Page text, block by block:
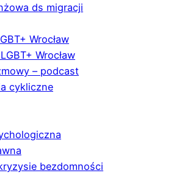
ds migracji
Wrocław
Wrocław
– podcast
cykliczne
bezdomności